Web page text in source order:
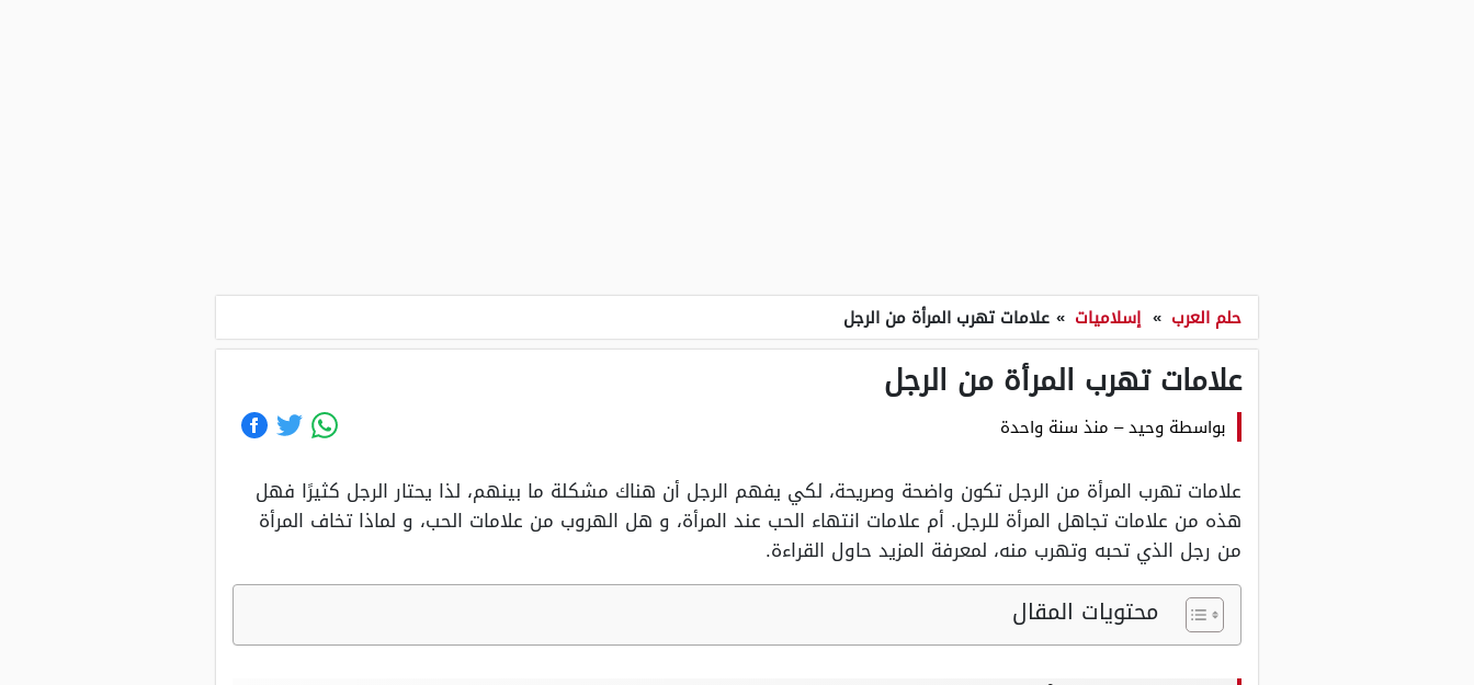
حلم العرب » إسلاميات » علامات تهرب المرأة من الرجل
علامات تهرب المرأة من الرجل
بواسطة وحيد– منذ سنة واحدة
علامات تهرب المرأة من الرجل تكون واضحة وصريحة، لكي يفهم الرجل أن هناك مشكلة ما بينهم، لذا يحتار الرجل كثيرًا فهل
هذه من علامات تجاهل المرأة للرجل. أم علامات انتهاء الحب عند المرأة، و هل الهروب من علامات الحب، و لماذا تخاف المرأة
من رجل الذي تحبه وتهرب منه، لمعرفة المزيد حاول القراءة.
محتويات المقال